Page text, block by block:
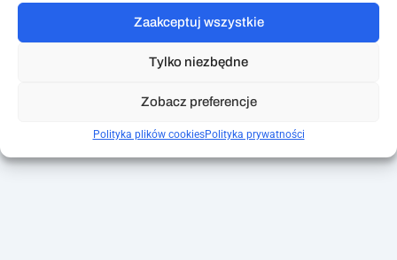
Zaakceptuj wszystkie
Tylko niezbędne
Zobacz preferencje
Polityka plików cookiesPolityka prywatności
Oszczędność czasu – mniej papierologii, mniej pracy
administracyjnej
Wygoda dla kierowców i kadry – rozliczenia dostępne